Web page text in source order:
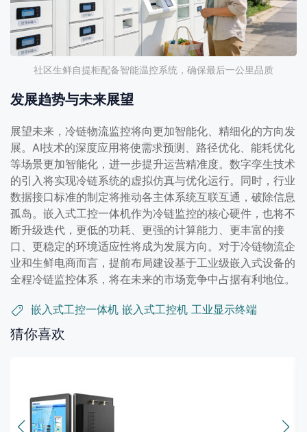
社区生鲜自提柜配备智能温控系统，确保最后一公里品质
发展趋势与未来展望
展望未来，冷链物流监控将向更加智能化、精细化的方向发
展。AI技术的深度应用将使需求预测、路径优化、能耗优化
等场景更加智能化，进一步提升运营精准度。数字孪生技术
的引入将实现冷链系统的虚拟仿真与优化运行。同时，行业
数据接口标准的制定将推动各主体系统互联互通，破除信息
孤岛。嵌入式工控一体机作为冷链监控的核心硬件，也将不
断升级迭代，更低的功耗、更强的计算能力、更丰富的接
口、更稳定的环境适应性将成为发展方向。对于冷链物流企
业和生鲜电商而言，提前布局建设基于工业级嵌入式设备的
全程冷链监控体系，将在未来的市场竞争中占据有利地位。
嵌入式工控一体机 嵌入式工控机 工业显示终端
猜你喜欢